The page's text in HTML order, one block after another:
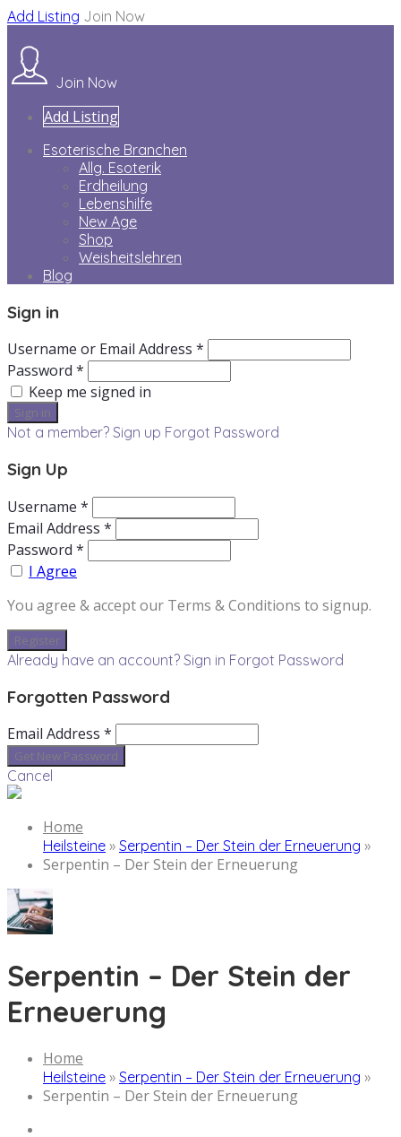
Add Listing Join Now
Join Now
Add Listing
Esoterische Branchen
Allg. Esoterik
Erdheilung
Lebenshilfe
New Age
Shop
Weisheitslehren
Blog
Sign in
Username or Email Address *
Password *
Keep me signed in
Not a member? Sign up Forgot Password
Sign Up
Username *
Email Address *
Password *
I Agree
You agree & accept our Terms & Conditions to signup.
Already have an account? Sign in Forgot Password
Forgotten Password
Email Address *
Cancel
Home
Heilsteine » Serpentin – Der Stein der Erneuerung »
Serpentin – Der Stein der Erneuerung
Serpentin – Der Stein der
Erneuerung
Home
Heilsteine » Serpentin – Der Stein der Erneuerung »
Serpentin – Der Stein der Erneuerung